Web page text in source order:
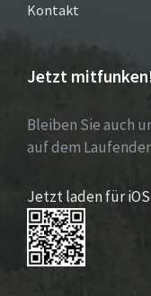
Kontakt
Jetzt
Bleiben Sie auch
auf dem
Jetzt laden für